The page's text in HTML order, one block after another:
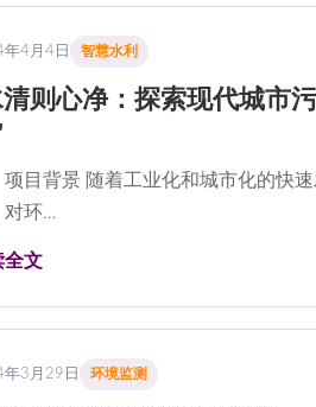
4月4日 智慧水利
则心净：探索现代城市
项目背景 随着工业化和城市化的快
对环…
全文
3月29日 环境监测